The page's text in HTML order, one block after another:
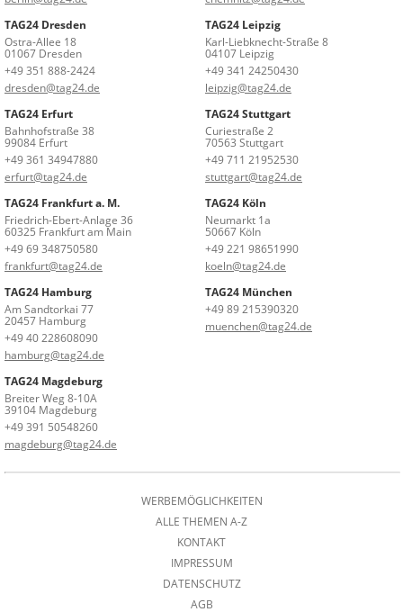
TAG24 Dresden
Ostra-Allee 18
01067 Dresden
+49 351 888-2424
dresden@tag24.de
TAG24 Leipzig
Karl-Liebknecht-Straße 8
04107 Leipzig
+49 341 24250430
leipzig@tag24.de
TAG24 Erfurt
Bahnhofstraße 38
99084 Erfurt
+49 361 34947880
erfurt@tag24.de
TAG24 Stuttgart
Curiestraße 2
70563 Stuttgart
+49 711 21952530
stuttgart@tag24.de
TAG24 Frankfurt a. M.
Friedrich-Ebert-Anlage 36
60325 Frankfurt am Main
+49 69 348750580
frankfurt@tag24.de
TAG24 Köln
Neumarkt 1a
50667 Köln
+49 221 98651990
koeln@tag24.de
TAG24 Hamburg
Am Sandtorkai 77
20457 Hamburg
+49 40 228608090
hamburg@tag24.de
TAG24 München
+49 89 215390320
muenchen@tag24.de
TAG24 Magdeburg
Breiter Weg 8-10A
39104 Magdeburg
+49 391 50548260
magdeburg@tag24.de
WERBEMÖGLICHKEITEN
ALLE THEMEN A-Z
KONTAKT
IMPRESSUM
DATENSCHUTZ
AGB